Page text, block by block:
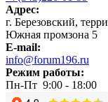
Адрес:
г. Березовский,
Южная промзона 5
E-mail:
info@forum196.ru
Режим работы:
Пн-Пт 9:00 - 18:00